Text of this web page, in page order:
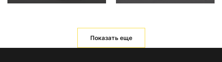
Показать еще